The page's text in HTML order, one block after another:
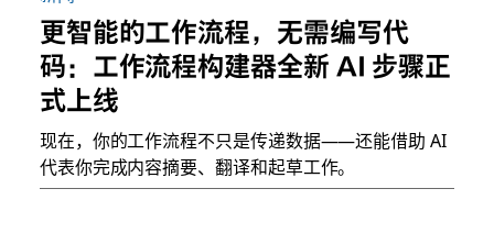
更智能的工作流程，无需编写代
码：工作流程构建器全新 AI 步骤正
式上线
现在，你的工作流程不只是传递数据——还能借助 AI
代表你完成内容摘要、翻译和起草工作。